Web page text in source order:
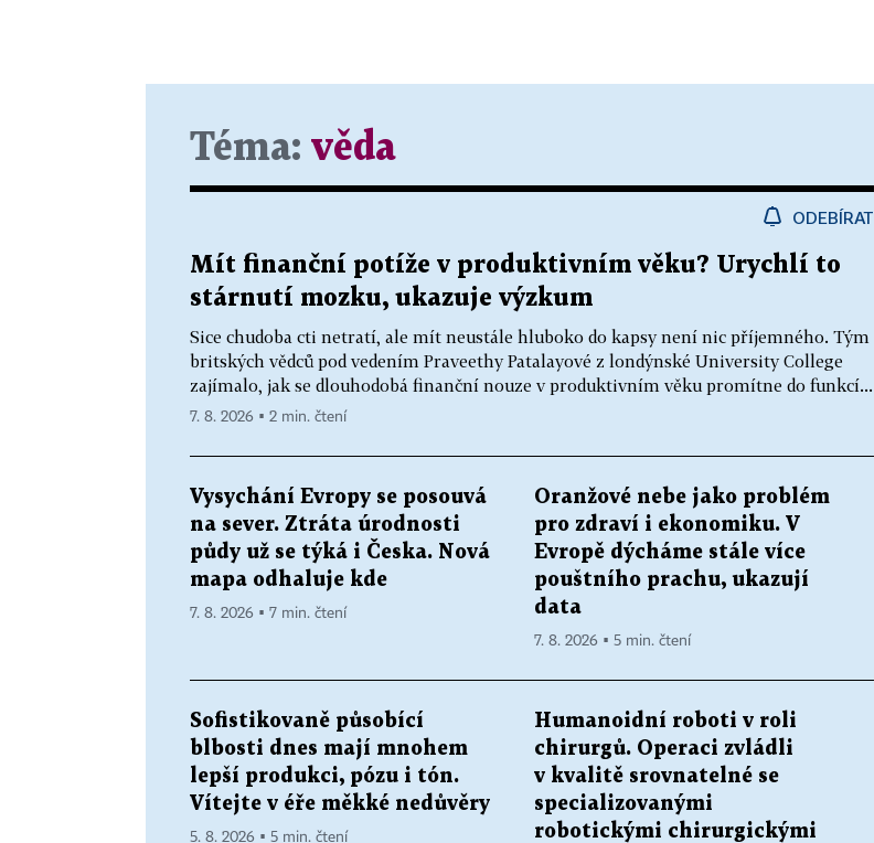
Téma: věda
ODEBÍRAT
Mít finanční potíže v produktivním věku? Urychlí to
stárnutí mozku, ukazuje výzkum
Sice chudoba cti netratí, ale mít neustále hluboko do kapsy není nic příjemného. Tým
britských vědců pod vedením Praveethy Patalayové z londýnské University College
zajímalo, jak se dlouhodobá finanční nouze v produktivním věku promítne do funkcí...
7. 8. 2026 ▪ 2 min. čtení
Vysychání Evropy se posouvá
na sever. Ztráta úrodnosti
půdy už se týká i Česka. Nová
mapa odhaluje kde
7. 8. 2026 ▪ 7 min. čtení
Oranžové nebe jako problém
pro zdraví i ekonomiku. V
Evropě dýcháme stále více
pouštního prachu, ukazují
data
7. 8. 2026 ▪ 5 min. čtení
Sofistikovaně působící
blbosti dnes mají mnohem
lepší produkci, pózu i tón.
Vítejte v éře měkké nedůvěry
5. 8. 2026 ▪ 5 min. čtení
Humanoidní roboti v roli
chirurgů. Operaci zvládli
v kvalitě srovnatelné se
specializovanými
robotickými chirurgickými